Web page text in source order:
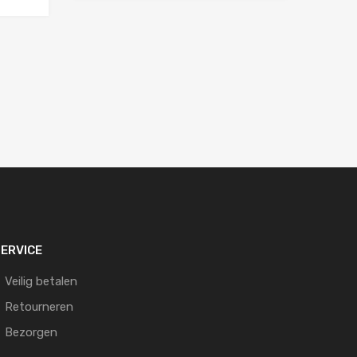
Veilig betalen
Retourneren
Bezorgen